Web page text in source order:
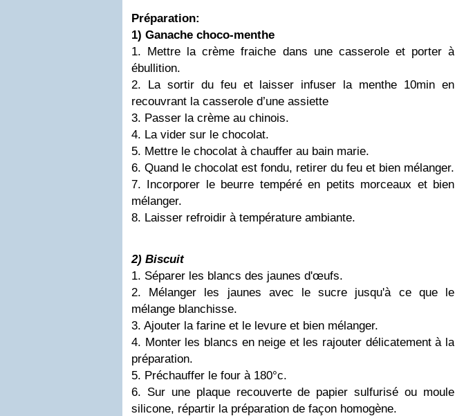
Préparation:
1) Ganache choco-menthe
1. Mettre la crème fraiche dans une casserole et porter à
ébullition.
2. La sortir du feu et laisser infuser la menthe 10min en
recouvrant la casserole d’une assiette
3. Passer la crème au chinois.
4. La vider sur le chocolat.
5. Mettre le chocolat à chauffer au bain marie.
6. Quand le chocolat est fondu, retirer du feu et bien mélanger.
7. Incorporer le beurre tempéré en petits morceaux et bien
mélanger.
8. Laisser refroidir à température ambiante.
2) Biscuit
1. Séparer les blancs des jaunes d'œufs.
2. Mélanger les jaunes avec le sucre jusqu'à ce que le
mélange blanchisse.
3. Ajouter la farine et le levure et bien mélanger.
4. Monter les blancs en neige et les rajouter délicatement à la
préparation.
5. Préchauffer le four à 180°c.
6. Sur une plaque recouverte de papier sulfurisé ou moule
silicone, répartir la préparation de façon homogène.